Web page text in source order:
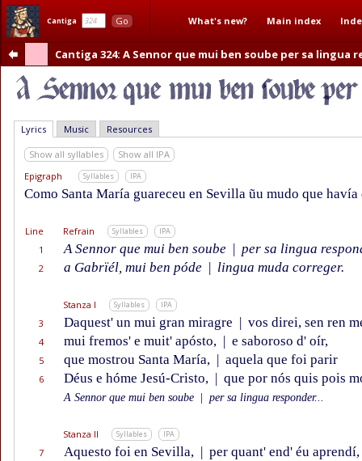
Cantiga Go What's new? Main index
Cantiga 324: A Sennor que mui ben soube per sa lingua
Lyrics Music Resources
Show all syllables
Show all IPA
Epigraph
Syllables IPA
Como Santa María guareceu en Sevilla ũu mudo que
Line Refrain Syllables IPA
1 A Sennor que mui ben soube | per sa lingua
2 a Gabrïél, mui ben póde | lingua muda correger.
Stanza I Syllables IPA
3 Daquest' un mui gran miragre | vos direi, sen ren
4 mui fremos' e muit' apósto, | e saboroso d' oír,
5 que mostrou Santa María, | aquela que foi parir
6 Déus e hóme Jesú-Cristo, | que por nós quis pois
A Sennor que mui ben soube per sa lingua responder...
Stanza II Syllables IPA
7 Aquesto foi en Sevilla, | per quant' end' éu aprendí,